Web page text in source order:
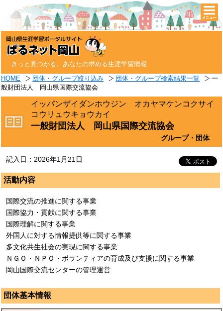
きっと見つかる。あなたの求める生涯学習情報
HOME 団体・グループ絞り込み 団体・グループ検索結果一覧
一
般財団法人 岡山県国際交流協会
イッパンザイダンホウジン オカヤマケンコクサイ
コウリュウキョウカイ
一般財団法人 岡山県国際交流協会
グループ・団体
記入日：2026年1月21日
活動内容
国際交流の推進に関する事業
国際協力・貢献に関する事業
国際理解に関する事業
外国人に対する情報提供等に関する事業
多文化共生社会の実現に関する事業
ＮＧＯ・ＮＰＯ・ボランティアの育成及び支援に関する事業
岡山国際交流センターの管理運営
団体基本情報